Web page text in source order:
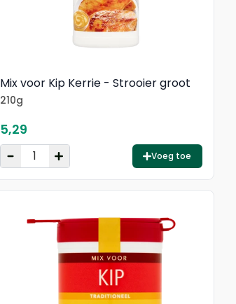
Mix voor Kip Kerrie - Strooier groot
210g
5,29
Voeg toe